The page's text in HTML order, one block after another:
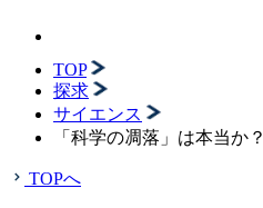
TOP
探求
サイエンス
「科学の凋落」は本当か？
TOPへ